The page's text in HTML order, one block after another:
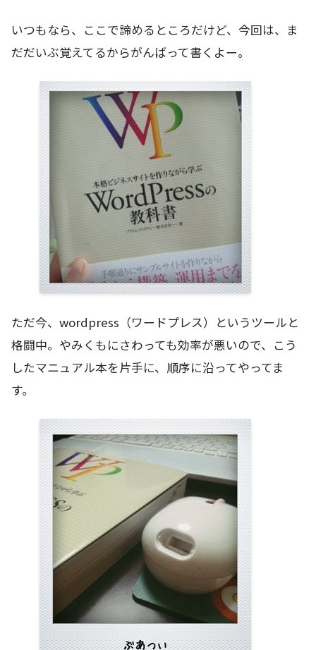
いつもなら、ここで諦めるところだけど、今回は、ま
だだいぶ覚えてるからがんばって書くよー。
ただ今、wordpress（ワードプレス）というツールと
格闘中。やみくもにさわっても効率が悪いので、こう
したマニュアル本を片手に、順序に沿ってやってま
す。